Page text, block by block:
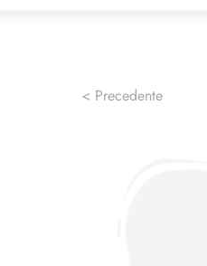
< Precedente